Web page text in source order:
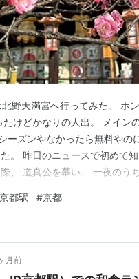
野天満宮へ行ってみた。 ホ
けどかなりの人出。 メイン
ーズンやなかったら無料やの
。 昨日のニュースで初めて
、 道真公を慕い、 一夜のう
ロットロで実に美味。 食後
を散…
都駅 #京都
月前